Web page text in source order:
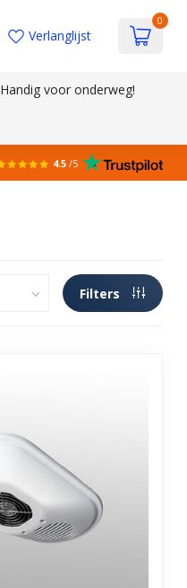
Verlanglijst
0
Handig voor onderweg!
4.5 /5
Filters